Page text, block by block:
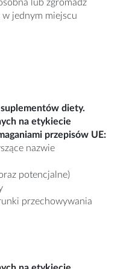
lub zgromadź
jednym miejscu
diety.
na etykiecie
przepisów UE:
nazwie
potencjalne)
przechowywania